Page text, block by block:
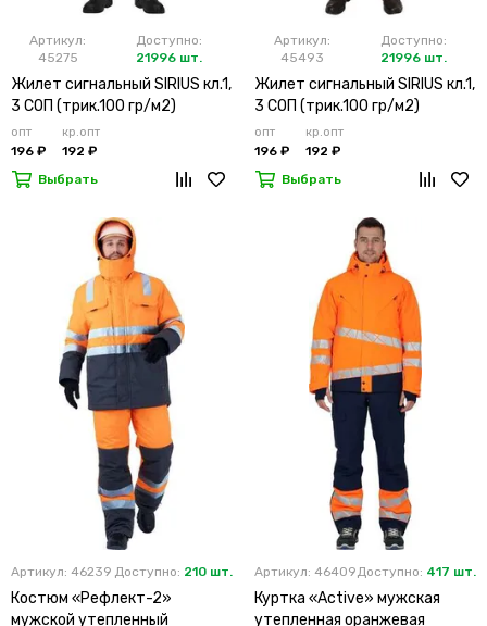
Артикул:
45275
Доступно:
21996 шт.
Жилет сигнальный SIRIUS кл.1,
3 СОП (трик.100 гр/м2)
лимонный
опт
196 ₽
кр.опт
192 ₽
Выбрать
Артикул:
45493
Доступно:
21996 шт.
Жилет сигнальный SIRIUS кл.1,
3 СОП (трик.100 гр/м2)
оранжевый
опт
196 ₽
кр.опт
192 ₽
Выбрать
Артикул: 46239 Доступно: 210 шт.
Костюм «Рефлект-2»
мужской утепленный
Артикул: 46409Доступно: 417 шт.
Куртка «Active» мужская
утепленная оранжевая